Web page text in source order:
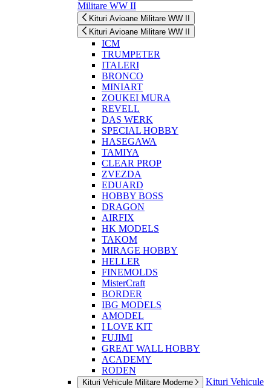
Militare WW II
Kituri Avioane Militare WW II
Kituri Avioane Militare WW II
ICM
TRUMPETER
ITALERI
BRONCO
MINIART
ZOUKEI MURA
REVELL
DAS WERK
SPECIAL HOBBY
HASEGAWA
TAMIYA
CLEAR PROP
ZVEZDA
EDUARD
HOBBY BOSS
DRAGON
AIRFIX
HK MODELS
TAKOM
MIRAGE HOBBY
HELLER
FINEMOLDS
MisterCraft
BORDER
IBG MODELS
AMODEL
I LOVE KIT
FUJIMI
GREAT WALL HOBBY
ACADEMY
RODEN
Kituri Vehicule Militare Moderne
Kituri Vehicule